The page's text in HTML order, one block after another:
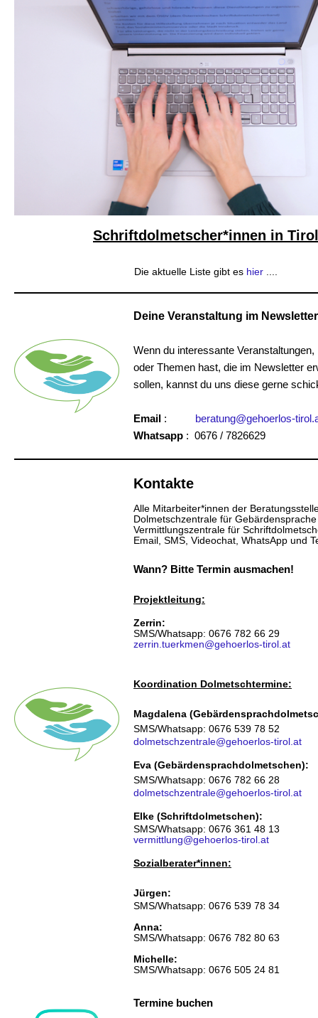
Schriftdolmetscher*innen in Tirol
Die aktuelle Liste gibt es hier
Deine Veranstaltung im Newsletter
Wenn du interessante Veranstaltungen,
oder Themen hast, die im Newsletter
sollen, kannst du uns diese gerne
Email : beratung@gehoerlos-
Whatsapp : 0676 / 7826629
Kontakte
Alle Mitarbeiter*innen der
Dolmetschzentrale für
Vermittlungszentrale für
Email, SMS, Videochat, WhatsApp und
Wann? Bitte Termin ausmachen!
Projektleitung:
Zerrin:
SMS/Whatsapp: 0676 782 66 29
zerrin.tuerkmen@gehoerlos-tirol.at
Koordination Dolmetschtermine:
Magdalena
SMS/Whatsapp: 0676 539 78 52
dolmetschzentrale@gehoerlos-tirol.at
Eva (Gebärdensprachdolmetschen):
SMS/Whatsapp: 0676 782 66 28
dolmetschzentrale@gehoerlos-tirol.at
Elke (Schriftdolmetschen):
SMS/Whatsapp: 0676 361 48 13
vermittlung@gehoerlos-tirol.at
Sozialberater*innen:
Jürgen:
SMS/Whatsapp: 0676 539 78 34
Anna:
SMS/Whatsapp: 0676 782 80 63
Michelle:
SMS/Whatsapp: 0676 505 24 81
Termine buchen